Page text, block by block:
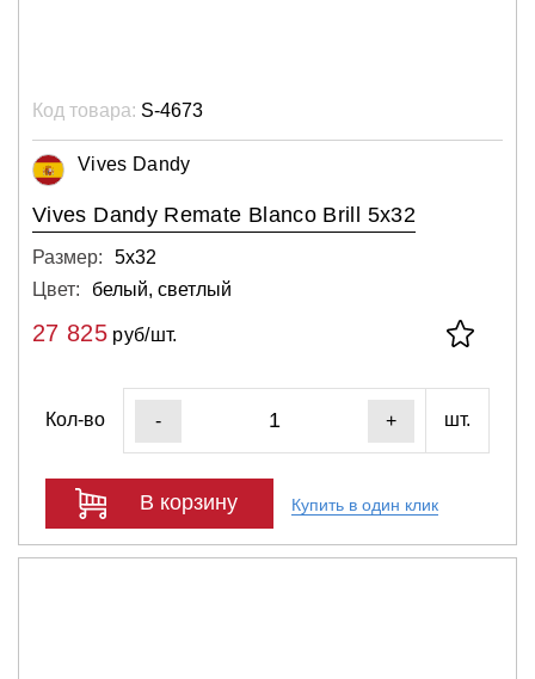
Код товара: S-4673
Vives Dandy
Vives Dandy Remate Blanco Brill 5x32
Размер:
5х32
Цвет:
белый, светлый
27 825руб/шт.
Кол-во - + шт.
В корзину Купить в один клик